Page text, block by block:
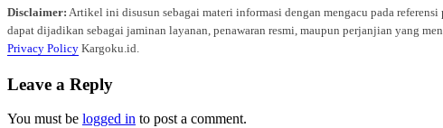
Disclaimer: Artikel ini disusun sebagai materi informasi dengan mengacu pada
dapat dijadikan sebagai jaminan layanan, penawaran resmi, maupun perjanjian yang
Privacy Policy Kargoku.id.
Leave a Reply
You must be logged in to post a comment.